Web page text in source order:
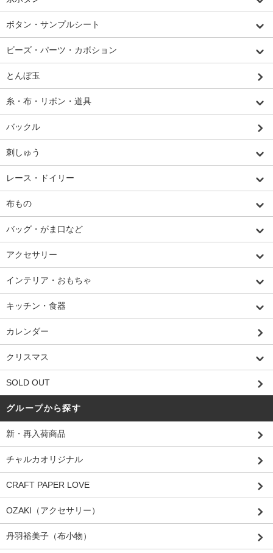
ボタン・サンプルシート
ビーズ・パーツ・カボション
とんぼ玉
糸・布・リボン・道具
バックル
刺しゅう
レース・ドイリー
布もの
バッグ・がま口など
アクセサリー
インテリア・おもちゃ
キッチン・食器
カレンダー
クリスマス
SOLD OUT
グループから探す
新・再入荷商品
チャルカオリジナル
CRAFT PAPER LOVE
OZAKI（アクセサリー）
丹羽裕美子（布小物）